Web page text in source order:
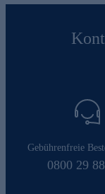
Gebührenfreie
0800 29